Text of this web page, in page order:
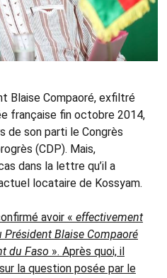
Blaise Compaoré, exfiltré
française fin octobre 2014,
de son parti le Congrès
(CDP). Mais,
dans la lettre qu’il a
locataire de Kossyam.
avoir « effectivement
Blaise Compaoré
du Faso ». Après quoi, il
la question posée par le